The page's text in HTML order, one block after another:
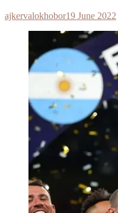
ajkervalokhobor19 June 2022